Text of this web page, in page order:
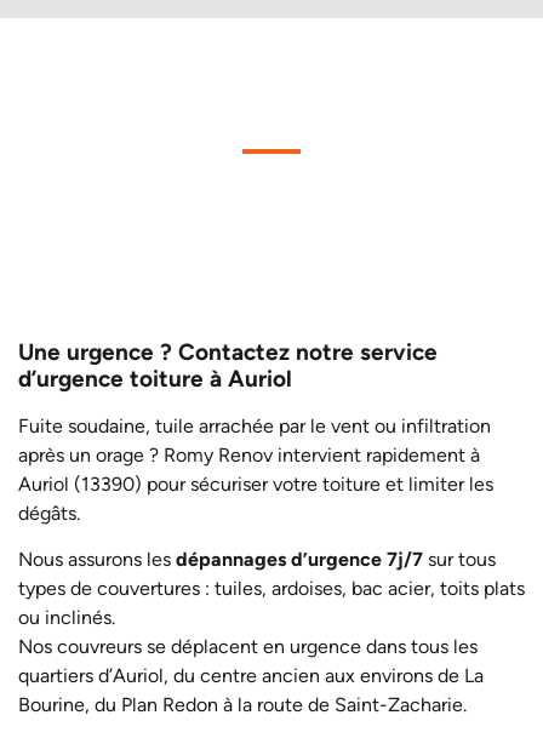
Une urgence ? Contactez notre service
d’urgence toiture à Auriol
Fuite soudaine, tuile arrachée par le vent ou infiltration
après un orage ? Romy Renov intervient rapidement à
Auriol (13390) pour sécuriser votre toiture et limiter les
dégâts.
Nous assurons les dépannages d’urgence 7j/7 sur tous
types de couvertures : tuiles, ardoises, bac acier, toits plats
ou inclinés.
Nos couvreurs se déplacent en urgence dans tous les
quartiers d’Auriol, du centre ancien aux environs de La
Bourine, du Plan Redon à la route de Saint-Zacharie.